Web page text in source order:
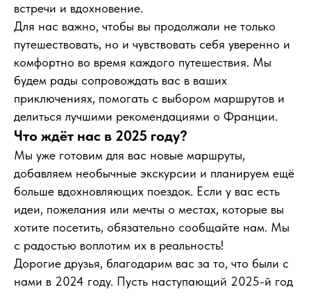
встречи и вдохновение.
Для нас важно, чтобы вы продолжали не только
путешествовать, но и чувствовать себя уверенно и
комфортно во время каждого путешествия. Мы
будем рады сопровождать вас в ваших
приключениях, помогать с выбором маршрутов и
делиться лучшими рекомендациями о Франции.
Что ждёт нас в 2025 году?
Мы уже готовим для вас новые маршруты,
добавляем необычные экскурсии и планируем ещё
больше вдохновляющих поездок. Если у вас есть
идеи, пожелания или мечты о местах, которые вы
хотите посетить, обязательно сообщайте нам. Мы
с радостью воплотим их в реальность!
Дорогие друзья, благодарим вас за то, что были с
нами в 2024 году. Пусть наступающий 2025-й год